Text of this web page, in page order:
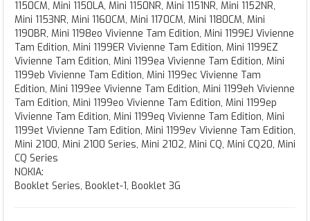
1150CM, Mini 1150LA, Mini 1150NR, Mini 1151NR, Mini 1152NR,
Mini 1153NR, Mini 1160CM, Mini 1170CM, Mini 1180CM, Mini
1190BR, Mini 1198eo Vivienne Tam Edition, Mini 1199EJ Vivienne
Tam Edition, Mini 1199ER Vivienne Tam Edition, Mini 1199EZ
Vivienne Tam Edition, Mini 1199ea Vivienne Tam Edition, Mini
1199eb Vivienne Tam Edition, Mini 1199ec Vivienne Tam
Edition, Mini 1199ee Vivienne Tam Edition, Mini 1199eh Vivienne
Tam Edition, Mini 1199eo Vivienne Tam Edition, Mini 1199ep
Vivienne Tam Edition, Mini 1199eq Vivienne Tam Edition, Mini
1199et Vivienne Tam Edition, Mini 1199ev Vivienne Tam Edition,
Mini 2100, Mini 2100 Series, Mini 2102, Mini CQ, Mini CQ20, Mini
CQ Series
NOKIA:
Booklet Series, Booklet-1, Booklet 3G